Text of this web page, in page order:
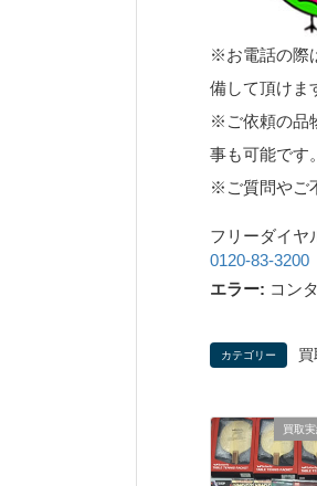
※お電話の際
備して頂けま
※ご依頼の品
事も可能です。
※ご質問やご
フリーダイヤ
0120-83-3200
エラー: コン
カテゴリー
買取実